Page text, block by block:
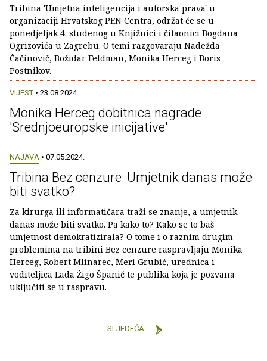
Tribina 'Umjetna inteligencija i autorska prava' u
organizaciji Hrvatskog PEN Centra, održat će se u
ponedjeljak 4. studenog u Knjižnici i čitaonici Bogdana
Ogrizovića u Zagrebu. O temi razgovaraju Nadežda
Čačinovič, Božidar Feldman, Monika Herceg i Boris
Postnikov.
VIJEST • 23.08.2024.
Monika Herceg dobitnica nagrade
'Srednjoeuropske inicijative'
NAJAVA • 07.05.2024.
Tribina Bez cenzure: Umjetnik danas može
biti svatko?
Za kirurga ili informatičara traži se znanje, a umjetnik
danas može biti svatko. Pa kako to? Kako se to baš
umjetnost demokratizirala? O tome i o raznim drugim
problemima na tribini Bez cenzure raspravljaju Monika
Herceg, Robert Mlinarec, Meri Grubić, urednica i
voditeljica Lada Žigo Španić te publika koja je pozvana
uključiti se u raspravu.
SLJEDEĆA